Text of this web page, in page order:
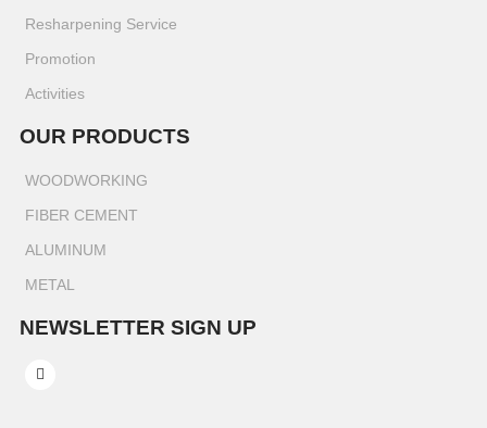
Resharpening Service
Promotion
Activities
OUR PRODUCTS
WOODWORKING
FIBER CEMENT
ALUMINUM
METAL
NEWSLETTER SIGN UP